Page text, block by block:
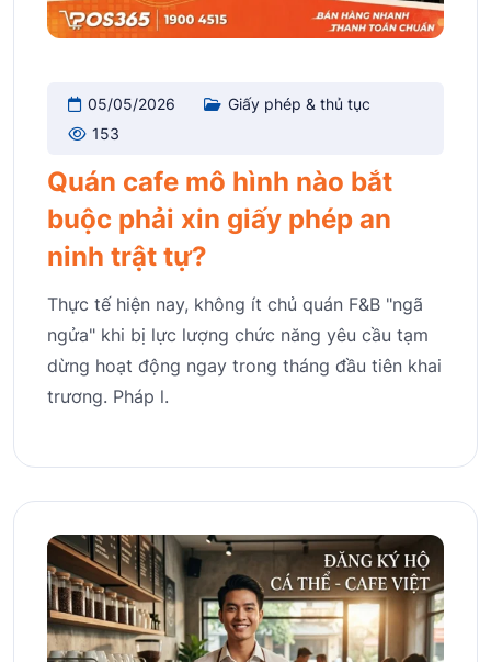
05/05/2026
Giấy phép & thủ tục
153
Quán cafe mô hình nào bắt
buộc phải xin giấy phép an
ninh trật tự?
Thực tế hiện nay, không ít chủ quán F&B "ngã
ngửa" khi bị lực lượng chức năng yêu cầu tạm
dừng hoạt động ngay trong tháng đầu tiên khai
trương. Pháp l.